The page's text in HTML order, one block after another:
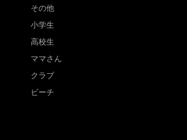
その他
小学生
高校生
ママさん
クラブ
ビーチ